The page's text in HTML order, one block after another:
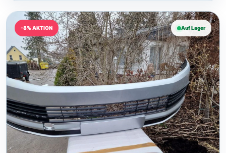
-8% AKTION Auf Lager